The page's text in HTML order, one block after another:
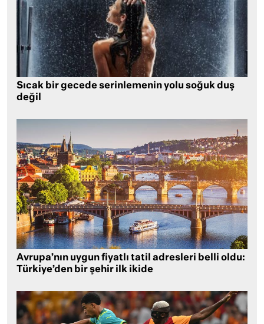
Sıcak bir gecede serinlemenin yolu soğuk duş
değil
Avrupa’nın uygun fiyatlı tatil adresleri belli oldu:
Türkiye’den bir şehir ilk ikide